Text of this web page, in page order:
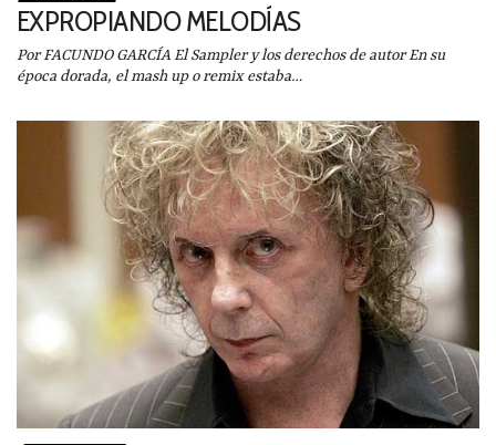
EXPROPIANDO MELODÍAS
Por FACUNDO GARCÍA El Sampler y los derechos de autor En su
época dorada, el mash up o remix estaba…